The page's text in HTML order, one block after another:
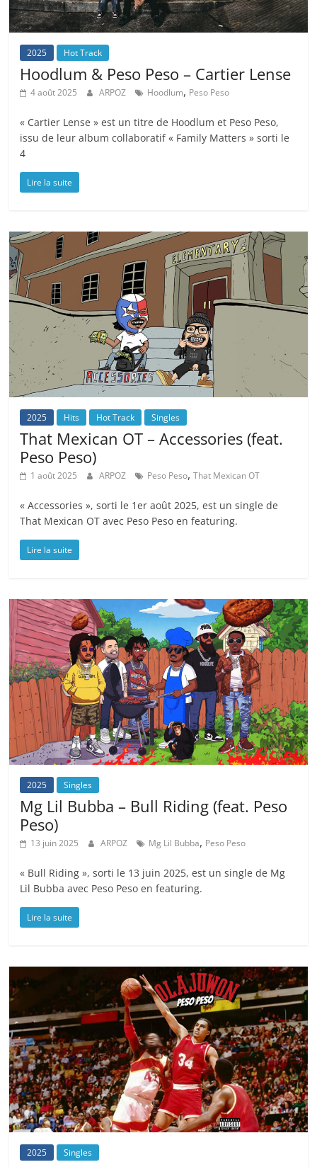
2025 Hot Track
Hoodlum & Peso Peso – Cartier Lense
4 août 2025 ARPOZ Hoodlum, Peso Peso
« Cartier Lense » est un titre de Hoodlum et Peso Peso,
issu de leur album collaboratif « Family Matters » sorti le
4
Lire la suite
2025 Hits Hot Track Singles
That Mexican OT – Accessories (feat.
Peso Peso)
1 août 2025 ARPOZ Peso Peso,That Mexican OT
« Accessories », sorti le 1er août 2025, est un single de
That Mexican OT avec Peso Peso en featuring.
Lire la suite
2025 Singles
Mg Lil Bubba – Bull Riding (feat. Peso
Peso)
13 juin 2025 ARPOZ Mg Lil Bubba, Peso Peso
« Bull Riding », sorti le 13 juin 2025, est un single de Mg
Lil Bubba avec Peso Peso en featuring.
Lire la suite
2025 Singles